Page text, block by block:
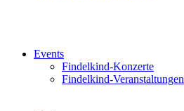
Events
Findelkind-Konzerte
Findelkind-Veranstaltungen